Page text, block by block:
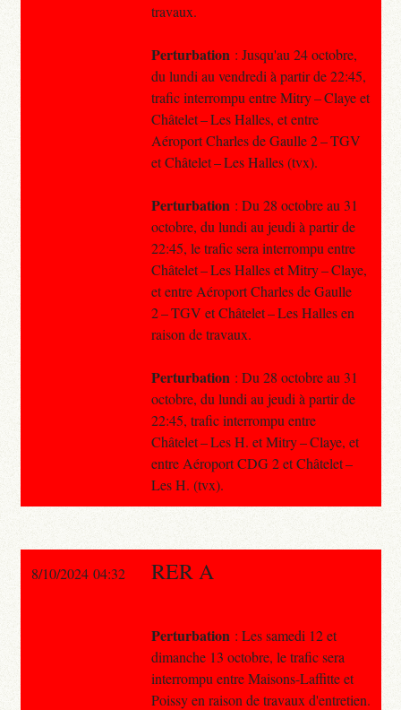
travaux.
Perturbation : Jusqu'au 24 octobre,
du lundi au vendredi à partir de 22:45,
trafic interrompu entre Mitry – Claye et
Châtelet – Les Halles, et entre
Aéroport Charles de Gaulle 2 – TGV
et Châtelet – Les Halles (tvx).
Perturbation : Du 28 octobre au 31
octobre, du lundi au jeudi à partir de
22:45, le trafic sera interrompu entre
Châtelet – Les Halles et Mitry – Claye,
et entre Aéroport Charles de Gaulle
2 – TGV et Châtelet – Les Halles en
raison de travaux.
Perturbation : Du 28 octobre au 31
octobre, du lundi au jeudi à partir de
22:45, trafic interrompu entre
Châtelet – Les H. et Mitry – Claye, et
entre Aéroport CDG 2 et Châtelet –
Les H. (tvx).
8/10/2024 04:32 RER A
Perturbation : Les samedi 12 et
dimanche 13 octobre, le trafic sera
interrompu entre Maisons-Laffitte et
Poissy en raison de travaux d'entretien.